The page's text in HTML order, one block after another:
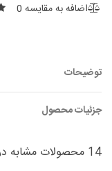
اضافه به مقایسه 0
توضیحات
جزئیات محصول
14 محصولات مشابه در شاخه های مختلف: